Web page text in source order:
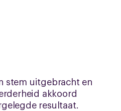
stem uitgebracht en
akkoord
resultaat.